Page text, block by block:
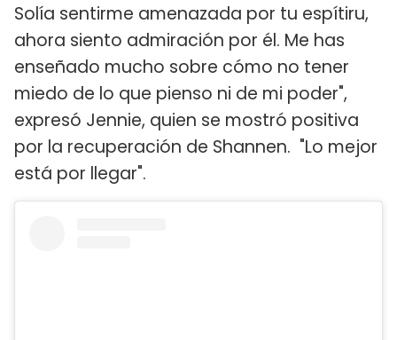
Solía sentirme amenazada por tu espítiru,
ahora siento admiración por él. Me has
enseñado mucho sobre cómo no tener
miedo de lo que pienso ni de mi poder",
expresó Jennie, quien se mostró positiva
por la recuperación de Shannen. "Lo mejor
está por llegar".